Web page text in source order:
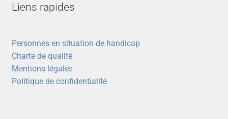
Liens rapides
Personnes en situation de handicap
Charte de qualité
Mentions légales
Politique de confidentialité